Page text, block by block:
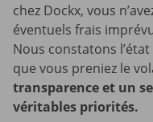
chez Dockx, vous
éventuels frais
Nous constatons
que vous preniez le
transparence et un
véritables priorités.